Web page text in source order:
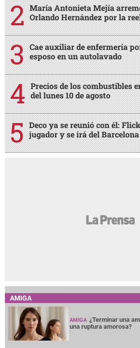
María Antonieta Mejía
Orlando Hernández por la
Cae auxiliar de enfermería
esposo en un autolavado
Precios de los combustibles
del lunes 10 de agosto
Deco ya se reunió con él:
jugador y se irá del Barcelona
AMIGA
AMIGA ¿Terminar una
una ruptura amorosa?